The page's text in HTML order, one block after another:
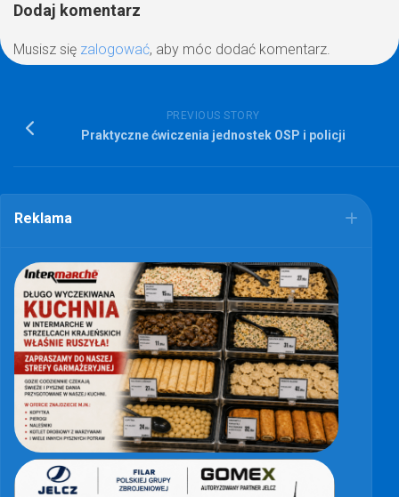
Dodaj komentarz
Musisz się zalogować, aby móc dodać komentarz.
PREVIOUS STORY
Praktyczne ćwiczenia jednostek OSP i policji
Reklama